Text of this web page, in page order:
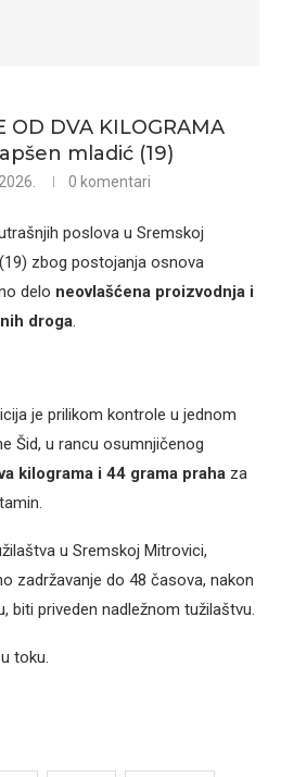
OD DVA KILOGRAMA
mladić (19)
0 komentari
poslova u Sremskoj
zbog postojanja osnova
delo neovlašćena proizvodnja i
droga.
je prilikom kontrole u jednom
Šid, u rancu osumnjičenog
kilograma i 44 grama praha za
u Sremskoj Mitrovici,
zadržavanje do 48 časova, nakon
biti priveden nadležnom tužilaštvu.
toku.